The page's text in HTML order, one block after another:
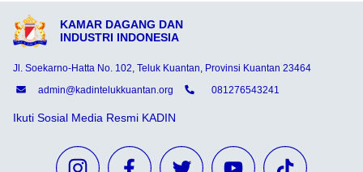
KAMAR DAGANG DAN
INDUSTRI INDONESIA
Jl. Soekarno-Hatta No. 102, Teluk Kuantan, Provinsi Kuantan 23464
admin@kadintelukkuantan.org
081276543241
Ikuti Sosial Media Resmi KADIN